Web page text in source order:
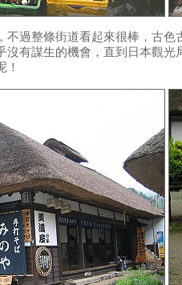
不過整條街道看起來很棒，古
沒有謀生的機會，直到日本觀
！